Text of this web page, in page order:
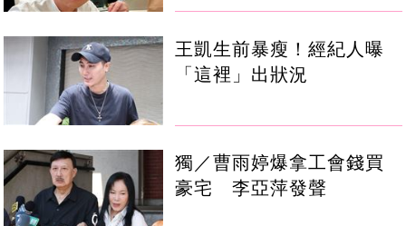
王凱生前暴瘦！經紀人曝
「這裡」出狀況
獨／曹雨婷爆拿工會錢買
豪宅 李亞萍發聲